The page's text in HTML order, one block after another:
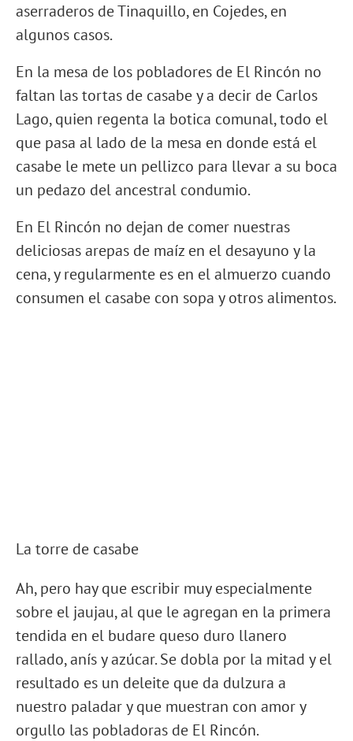
aserraderos de Tinaquillo, en Cojedes, en
algunos casos.
En la mesa de los pobladores de El Rincón no
faltan las tortas de casabe y a decir de Carlos
Lago, quien regenta la botica comunal, todo el
que pasa al lado de la mesa en donde está el
casabe le mete un pellizco para llevar a su boca
un pedazo del ancestral condumio.
En El Rincón no dejan de comer nuestras
deliciosas arepas de maíz en el desayuno y la
cena, y regularmente es en el almuerzo cuando
consumen el casabe con sopa y otros alimentos.
La torre de casabe
Ah, pero hay que escribir muy especialmente
sobre el jaujau, al que le agregan en la primera
tendida en el budare queso duro llanero
rallado, anís y azúcar. Se dobla por la mitad y el
resultado es un deleite que da dulzura a
nuestro paladar y que muestran con amor y
orgullo las pobladoras de El Rincón.